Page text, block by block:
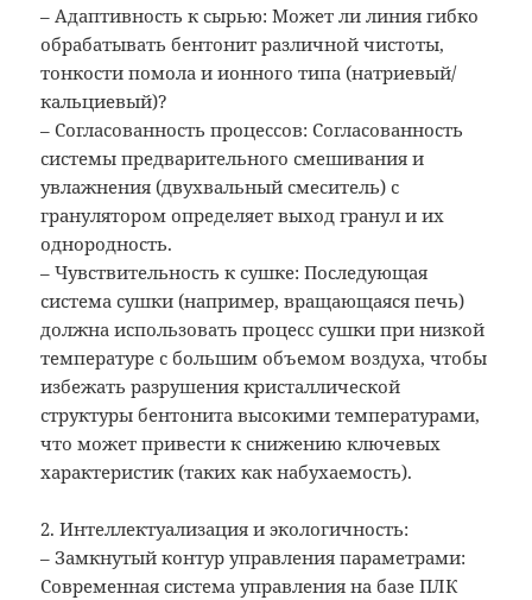
– Адаптивность к сырью: Может ли линия гибко
обрабатывать бентонит различной чистоты,
тонкости помола и ионного типа (натриевый/
кальциевый)?
– Согласованность процессов: Согласованность
системы предварительного смешивания и
увлажнения (двухвальный смеситель) с
гранулятором определяет выход гранул и их
однородность.
– Чувствительность к сушке: Последующая
система сушки (например, вращающаяся печь)
должна использовать процесс сушки при низкой
температуре с большим объемом воздуха, чтобы
избежать разрушения кристаллической
структуры бентонита высокими температурами,
что может привести к снижению ключевых
характеристик (таких как набухаемость).
2. Интеллектуализация и экологичность:
– Замкнутый контур управления параметрами:
Современная система управления на базе ПЛК